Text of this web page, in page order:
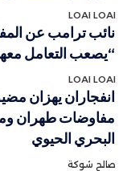
LOAI LOAI
نائب ترامب عن
“يصعب التعامل
LOAI LOAI
انفجاران يهزان
مفاوضات طهران
البحري الحيوي
صالح شوكة